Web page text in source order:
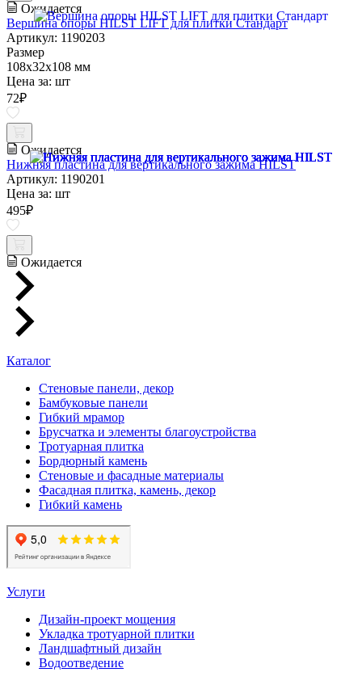
Ожидается
Вершина опоры HILST LIFT для плитки Стандарт
Артикул: 1190203
Размер
108х32х108 мм
Цена за: шт
72₽
Ожидается
Нижняя пластина для вертикального зажима HILST
Артикул: 1190201
Цена за: шт
495₽
Ожидается
Каталог
Стеновые панели, декор
Бамбуковые панели
Гибкий мрамор
Брусчатка и элементы благоустройства
Тротуарная плитка
Бордюрный камень
Стеновые и фасадные материалы
Фасадная плитка, камень, декор
Гибкий камень
Услуги
Дизайн-проект мощения
Укладка тротуарной плитки
Ландшафтный дизайн
Водоотведение